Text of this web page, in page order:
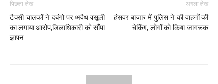
पिछला लेख
टैक्सी चालकों ने दबंगो पर अवैध वसूली
का लगाया आरोप,जिलाधिकारी को सौंपा
ज्ञापन
अगला लेख
हंसवर बाजार में पुलिस ने की वाहनों की
चेकिंग, लोगों को किया जागरूक